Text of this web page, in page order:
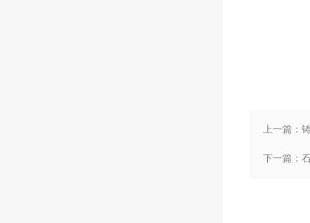
上一篇：
下一篇：